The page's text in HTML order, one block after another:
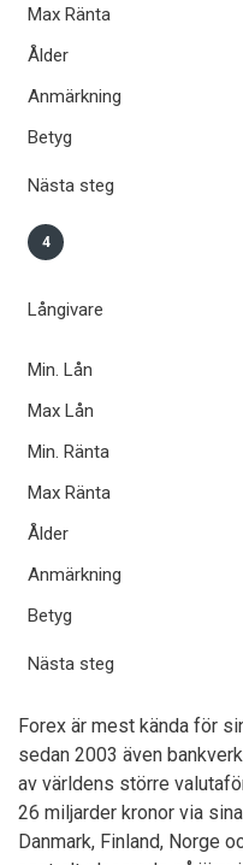
Max Ränta
Ålder
Anmärkning
Betyg
Nästa steg
4
Långivare
Min. Lån
Max Lån
Min. Ränta
Max Ränta
Ålder
Anmärkning
Betyg
Nästa steg
Forex är mest kända för
sedan 2003 även
av världens större
26 miljarder kronor via
Danmark, Finland, Norge